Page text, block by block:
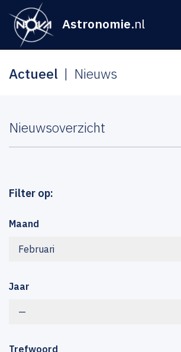
Astronomie.nl
Actueel Nieuws
Nieuwsoverzicht
Filter op:
Maand
Februari
Jaar
—
Trefwoord